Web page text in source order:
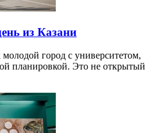
из Казани
город с университетом,
планировкой. Это не открытый